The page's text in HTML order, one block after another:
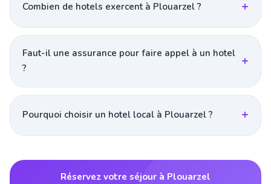
Combien de hotels exercent à Plouarzel ?
Faut-il une assurance pour faire appel à un hotel
?
Pourquoi choisir un hotel local à Plouarzel ?
Réservez votre séjour à Plouarzel